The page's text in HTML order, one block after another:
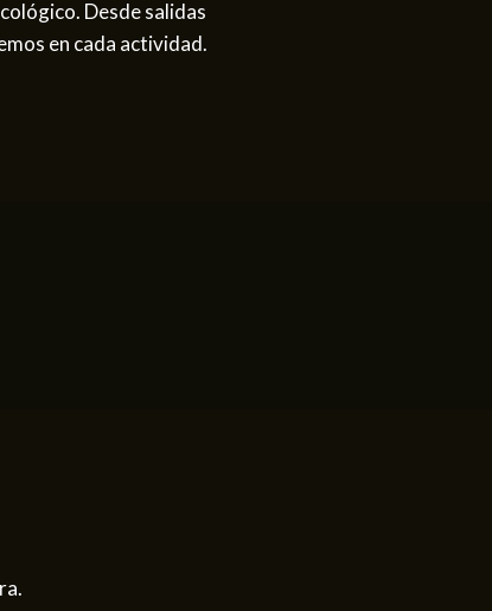
Desde salidas
en cada actividad.